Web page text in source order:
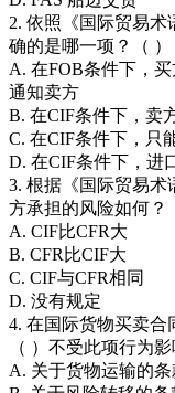
2. 依照《国际贸易术
确的是哪一项？（ ）
A. 在FOB条件下，
通知卖方
B. 在CIF条件下，卖
C. 在CIF条件下，只
D. 在CIF条件下，进
3. 根据《国际贸易术
方承担的风险如何？
A. CIF比CFR大
B. CFR比CIF大
C. CIF与CFR相同
D. 没有规定
4. 在国际货物买卖合
（ ）不受此项行为影
A. 关于货物运输的条